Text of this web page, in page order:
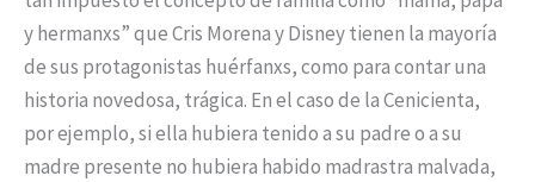
y hermanxs” que Cris Morena y Disney tienen la mayoría
de sus protagonistas huérfanxs, como para contar una
historia novedosa, trágica. En el caso de la Cenicienta,
por ejemplo, si ella hubiera tenido a su padre o a su
madre presente no hubiera habido madrastra malvada,